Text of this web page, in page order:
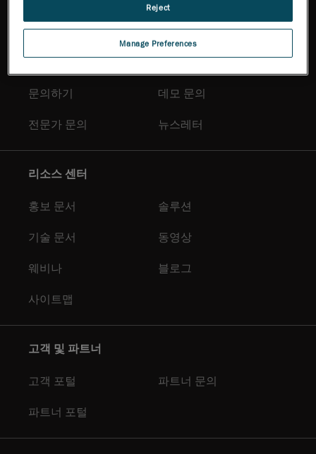
구매 문의
문의하기 데모 문의
전문가 문의 뉴스레터
리소스 센터
홍보 문서 솔루션
기술 문서 동영상
웨비나 블로그
사이트맵
고객 및 파트너
고객 포털 파트너 문의
파트너 포털
Manage Preferences
Reject